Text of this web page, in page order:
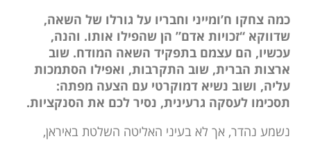
כמה צחקו ח’ומייני וחבריו על גורלו של השאה,
שדווקא “זכויות אדם” הן שהפילו אותו. והנה,
עכשיו, הם עצמם בתפקיד השאה המודח. שוב
ארצות הברית, שוב התקרבות, ואפילו הסתמכות
עליה, ושוב נשיא דמוקרטי עם הצעה מפתה:
תסכימו לעסקה גרעינית, נסיר לכם את הסנקציות.
נשמע נהדר, אך לא בעיני האליטה השלטת באיראן,